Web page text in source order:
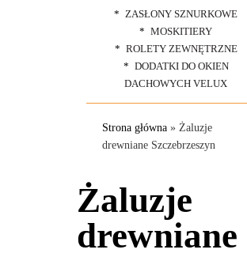
ZASŁONY SZNURKOWE
MOSKITIERY
ROLETY ZEWNĘTRZNE
DODATKI DO OKIEN
DACHOWYCH VELUX
Strona główna » Żaluzje
drewniane Szczebrzeszyn
Żaluzje
drewniane